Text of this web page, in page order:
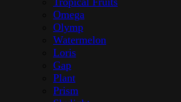
Omega
Olymp
Watermelon
Loris
Gap
Plant
Prism